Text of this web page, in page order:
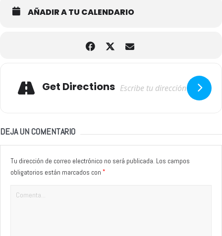
AÑADIR A TU CALENDARIO
Get Directions
DEJA UN COMENTARIO
Tu dirección de correo electrónico no será publicada. Los campos
obligatorios están marcados con *